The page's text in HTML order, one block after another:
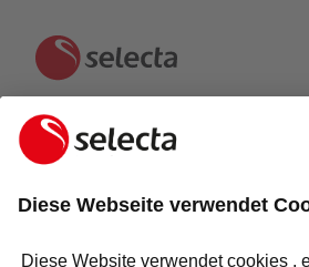
KONTAKTIEREN SIE UNS UND
KOSTENLOSES ANGEBOT:
Antwort innerhalb von 24 Stunden